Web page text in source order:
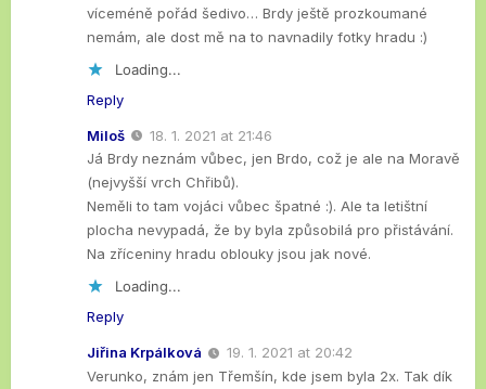
víceméně pořád šedivo… Brdy ještě prozkoumané
nemám, ale dost mě na to navnadily fotky hradu :)
Loading...
Reply
Miloš
18. 1. 2021 at 21:46
Já Brdy neznám vůbec, jen Brdo, což je ale na Moravě
(nejvyšší vrch Chřibů).
Neměli to tam vojáci vůbec špatné :). Ale ta letištní
plocha nevypadá, že by byla způsobilá pro přistávání.
Na zříceniny hradu oblouky jsou jak nové.
Loading...
Reply
Jiřina Krpálková
19. 1. 2021 at 20:42
Verunko, znám jen Třemšín, kde jsem byla 2x. Tak dík